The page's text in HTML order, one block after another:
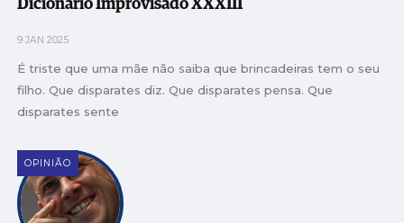
Dicionário Improvisado XXXIII
9 JAN 2025
É triste que uma mãe não saiba que brincadeiras tem o seu
filho. Que disparates diz. Que disparates pensa. Que
disparates sente
OPINIÃO